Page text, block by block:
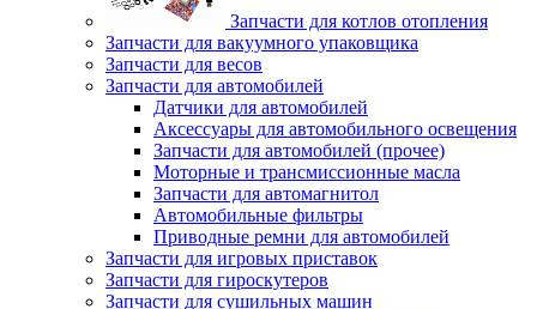
Запчасти для котлов отопления
Запчасти для вакуумного упаковщика
Запчасти для весов
Запчасти для автомобилей
Датчики для автомобилей
Аксессуары для автомобильного освещения
Запчасти для автомобилей (прочее)
Моторные и трансмиссионные масла
Запчасти для автомагнитол
Автомобильные фильтры
Приводные ремни для автомобилей
Запчасти для игровых приставок
Запчасти для гироскутеров
Запчасти для сушильных машин